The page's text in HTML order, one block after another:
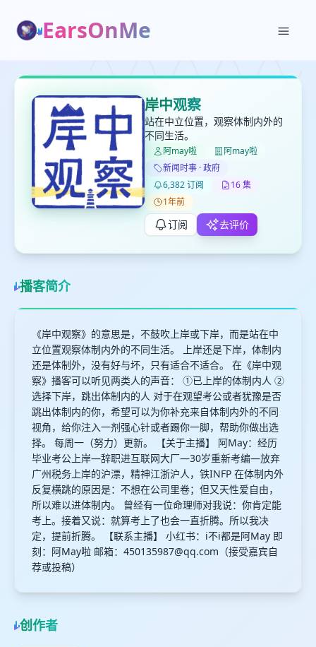
EarsOnMe
岸中观察
站在中立位置，观察体制内外的
不同生活。
阿may啦
阿may啦
新闻时事 · 政府
6,382 订阅
16 集
1年前
订阅 去评价
播客简介
《岸中观察》的意思是，不鼓吹上岸或下岸，而是站在中
立位置观察体制内外的不同生活。 上岸还是下岸，体制内
还是体制外，没有好与坏，只有适合不适合。 在《岸中观
察》播客可以听见两类人的声音： ①已上岸的体制内人 ②
选择下岸，跳出体制内的人 对于在观望考公或者犹豫是否
跳出体制内的你，希望可以为你补充来自体制内外的不同
视角，给你注入一剂强心针或者踢你一脚，帮助你做出选
择。 每周一（努力）更新。 【关于主播】 阿May：经历
毕业考公上岸—辞职进互联网大厂—30岁重新考编—放弃
广州税务上岸的沪漂，精神江浙沪人，铁INFP 在体制内外
反复横跳的原因是：不想在公司里卷；但又天性爱自由，
所以难以进体制内。 曾经有一位命理师对我说：你肯定能
考上。接着又说：就算考上了也会一直折腾。所以我决
定，提前折腾。 【联系主播】 小红书：i不i都是阿May 即
刻：阿May啦 邮箱： 450135987@qq.com （接受嘉宾自
荐或投稿）
创作者
打分
键盘下留人
取消 确定
删除确认
取消
加入播单